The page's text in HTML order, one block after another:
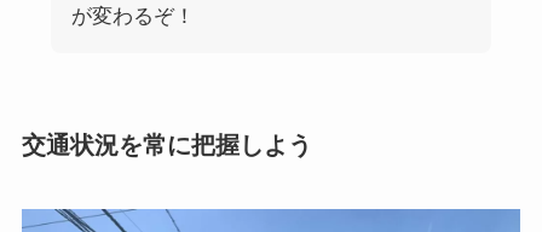
が変わるぞ！
交通状況を常に把握しよう